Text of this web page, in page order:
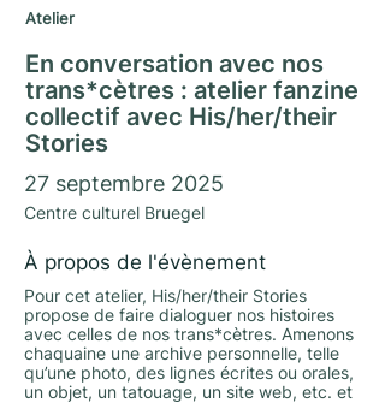
Atelier
En conversation avec nos
trans*cètres : atelier fanzine
collectif avec His/her/their
Stories
27 septembre 2025
Centre culturel Bruegel
À propos de l'évènement
Pour cet atelier, His/her/their Stories
propose de faire dialoguer nos histoires
avec celles de nos trans*cètres. Amenons
chaquaine une archive personnelle, telle
qu’une photo, des lignes écrites ou orales,
un objet, un tatouage, un site web, etc. et